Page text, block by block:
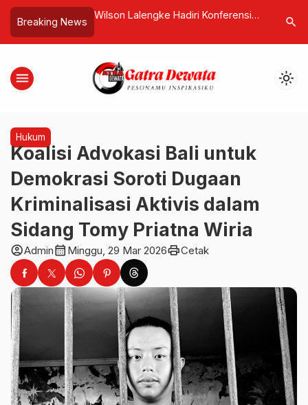
Breaking News
Wilson Lalengke Hadiri Konferensi
di Markas Besar PBB
Tutik
Bergizi
search
menu light_mode
Hukum
Koalisi Advokasi Bali untuk
Demokrasi Soroti Dugaan
Kriminalisasi Aktivis dalam
Sidang Tomy Priatna Wiria
account_circleAdmincalendar_month Minggu, 29 Mar 2026printCetak